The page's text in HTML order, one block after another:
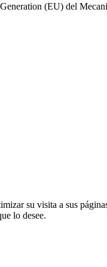
(EU) del
su visita a sus
lo desee.